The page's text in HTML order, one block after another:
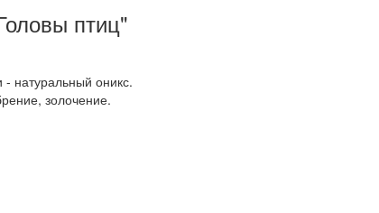
птиц"
натуральный оникс.
золочение.